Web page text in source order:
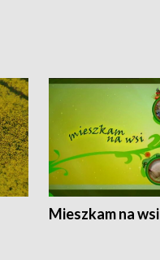
Mieszkam na wsi